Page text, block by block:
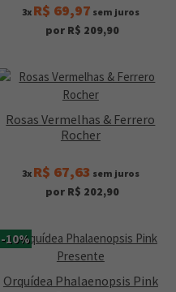
3x R$ 69,97 sem juros
por R$ 209,90
Rosas Vermelhas & Ferrero
Rocher
3x R$ 67,63 sem juros
por R$ 202,90
-10%
Orquídea Phalaenopsis Pink